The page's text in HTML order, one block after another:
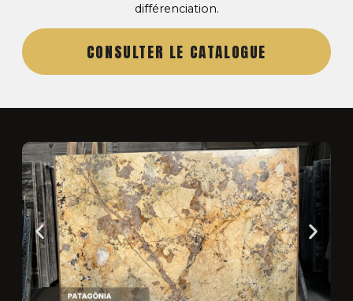
différenciation.
CONSULTER LE CATALOGUE